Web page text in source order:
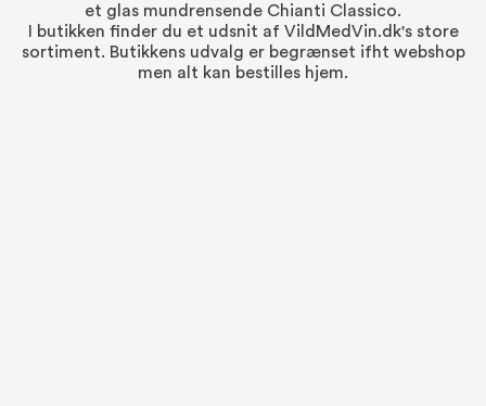
et glas mundrensende Chianti Classico.
I butikken finder du et udsnit af VildMedVin.dk's store
sortiment. Butikkens udvalg er begrænset ifht webshop
men alt kan bestilles hjem.